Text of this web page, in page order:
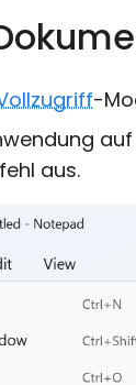
-
aus.